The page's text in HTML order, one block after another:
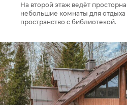
На второй этаж ведёт
небольшие комнаты для
пространство с библиотекой.